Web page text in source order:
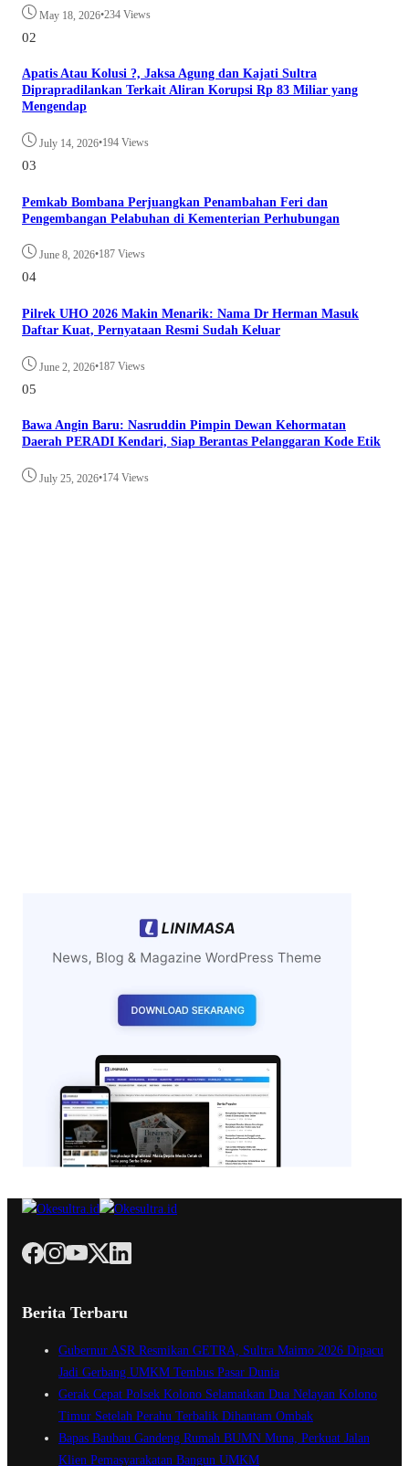
May 18, 2026•234 Views
02
Apatis Atau Kolusi ?, Jaksa Agung dan Kajati Sultra
Diprapradilankan Terkait Aliran Korupsi Rp 83 Miliar yang
Mengendap
July 14, 2026•194 Views
03
Pemkab Bombana Perjuangkan Penambahan Feri dan
Pengembangan Pelabuhan di Kementerian Perhubungan
June 8, 2026•187 Views
04
Pilrek UHO 2026 Makin Menarik: Nama Dr Herman Masuk
Daftar Kuat, Pernyataan Resmi Sudah Keluar
June 2, 2026•187 Views
05
Bawa Angin Baru: Nasruddin Pimpin Dewan Kehormatan
Daerah PERADI Kendari, Siap Berantas Pelanggaran Kode Etik
July 25, 2026•174 Views
Berita Terbaru
Gubernur ASR Resmikan GETRA, Sultra Maimo 2026 Dipacu
Jadi Gerbang UMKM Tembus Pasar Dunia
Gerak Cepat Polsek Kolono Selamatkan Dua Nelayan Kolono
Timur Setelah Perahu Terbalik Dihantam Ombak
Bapas Baubau Gandeng Rumah BUMN Muna, Perkuat Jalan
Klien Pemasyarakatan Bangun UMKM